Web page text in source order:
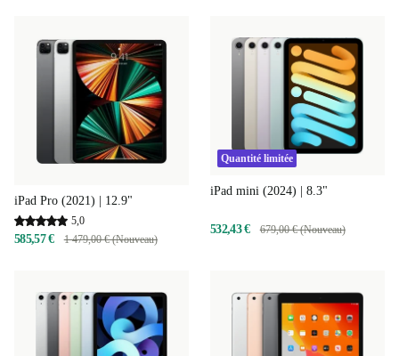
iPad Pro (2021) | 12.9"
5,0
585,57 € 1 479,00 € (Nouveau)
Quantité limitée
iPad mini (2024) | 8.3"
532,43 € 679,00 € (Nouveau)